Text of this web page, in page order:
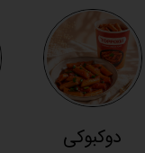
دوکبوکی